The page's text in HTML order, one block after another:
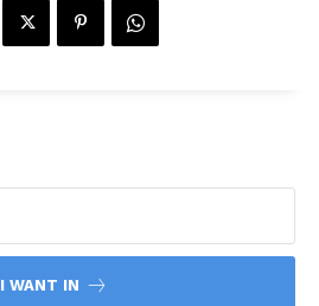
I WANT IN